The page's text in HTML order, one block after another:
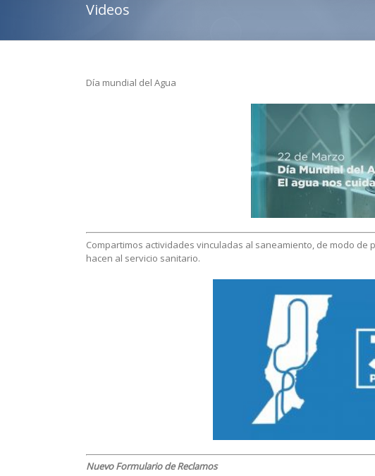
Videos
Día mundial del Agua
Compartimos actividades vinculadas al saneamiento, de modo
hacen al servicio sanitario.
Nuevo Formulario de Reclamos